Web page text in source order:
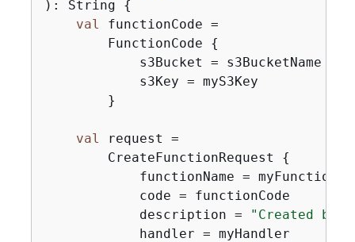
) : String {
val
functionCode =
        FunctionCode
{
            s3Bucket = s3BucketName
            s3Key = myS3Key
        }
val
request =
        CreateFunctionRequest
{
functionName =
            code = functionCode
            description =
"Created by
            handler = myHandler